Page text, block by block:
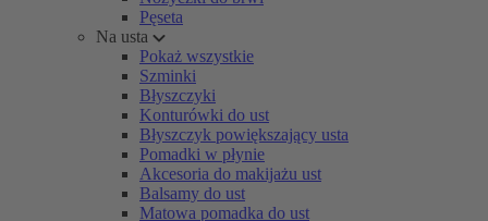
Pęseta
Na usta
Pokaż wszystkie
Szminki
Błyszczyki
Konturówki do ust
Błyszczyk powiększający usta
Pomadki w płynie
Akcesoria do makijażu ust
Balsamy do ust
Matowa pomadka do ust